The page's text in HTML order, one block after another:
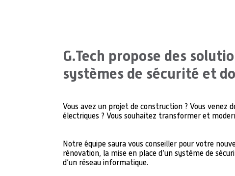
G.Tech propose des
systèmes de sécurité et
Vous avez un projet de construction ? Vous venez
électriques ? Vous souhaitez transformer et
Notre équipe saura vous conseiller pour votre
rénovation, la mise en place d’un système de
d’un réseau informatique.